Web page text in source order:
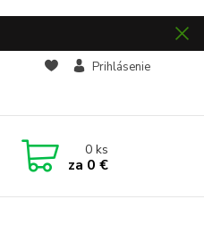
Prihlásenie
0ks
za 0 €